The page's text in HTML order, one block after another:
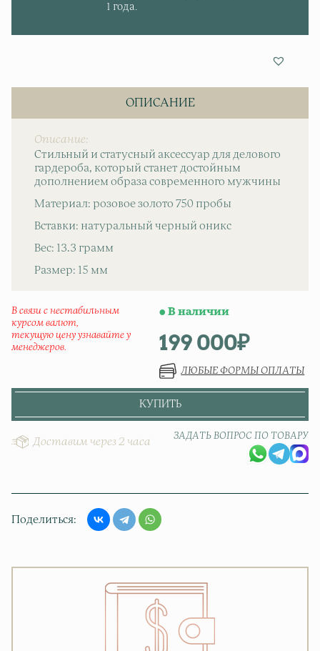
1 года.
ОПИСАНИЕ
Описание
Стильный и статусный аксессуар для делового
гардероба, который станет достойным
дополнением образа современного мужчины
Материал: розовое золото 750 пробы
Вставки: натуральный черный оникс
Вес: 13.3 грамм
Размер: 15 мм
В связи с нестабильным
курсом валют,
текущую цену узнавайте у
менеджеров.
199 000₽
В наличии
ЛЮБЫЕ ФОРМЫ ОПЛАТЫ
КУПИТЬ
Доставим через 2 часа
ЗАДАТЬ ВОПРОС ПО ТОВАРУ
Поделиться